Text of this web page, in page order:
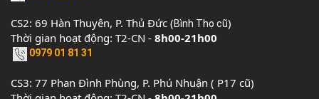
CS2: 69 Hàn Thuyên, P. Thủ Đức (Bình Thọ cũ)
Thời gian hoạt động: T2-CN - 8h00-21h00
0979 01 81 31
CS3: 77 Phan Đình Phùng, P. Phú Nhuận ( P17 cũ)